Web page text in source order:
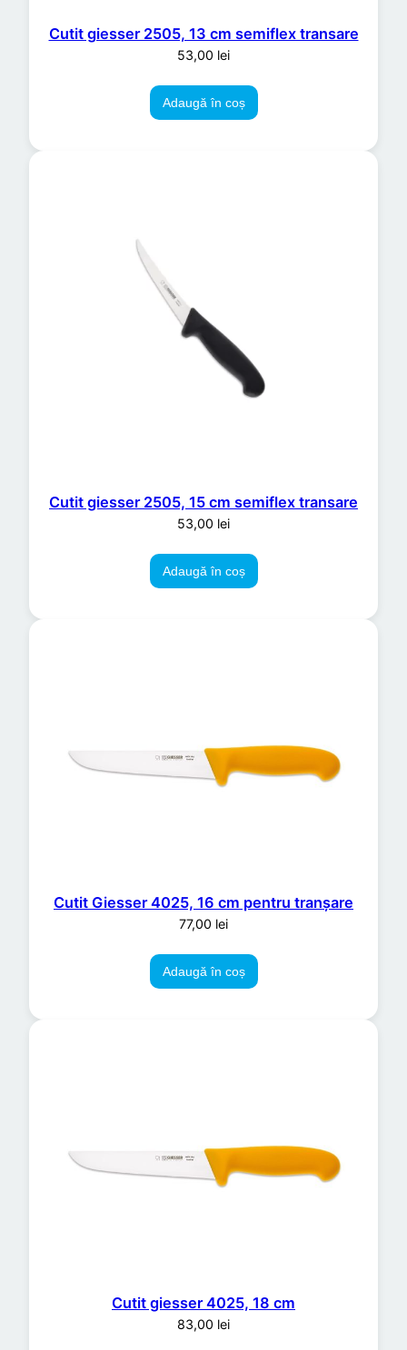
Cutit giesser 2505, 13 cm semiflex transare
53,00 lei
Adaugă în coș
Cutit giesser 2505, 15 cm semiflex transare
53,00 lei
Adaugă în coș
Cutit Giesser 4025, 16 cm pentru tranșare
77,00 lei
Adaugă în coș
Cutit giesser 4025, 18 cm
83,00 lei